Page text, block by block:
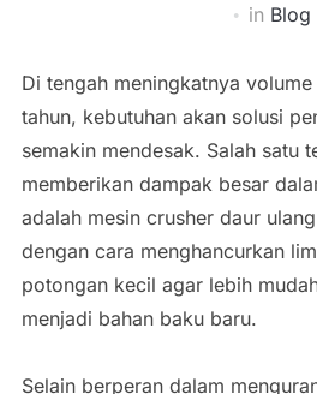
in Blog
Di tengah meningkatnya
tahun, kebutuhan akan solusi
semakin mendesak. Salah satu
memberikan dampak besar
adalah mesin crusher daur
dengan cara menghancurkan
potongan kecil agar lebih
menjadi bahan baku baru.
Selain berperan dalam